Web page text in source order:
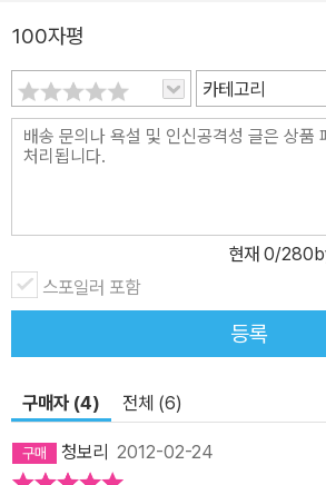
평양지방의 고인돌 기행, 조선중앙력사박물
양수예연구원 탐방기가 실려 있다. 남북의
문제에 대한 설명과, 북한의 원로학자 주영
남북이 함께 문화유산을 발전시킬 계기를 모
거리다. 3부 ‘묘향산’에는 서산대사가 ‘장엄하고도 수려한 산’이라고
는 동명왕릉, 진파리무덤, 덕흥리무덤, 강서
분벽화의 위상과 가치를 설명한다. 책 마지
야기’에서는 답사 마지막날에 갔던 용곡서원,
은·김주영과 북한답사를 함께한 감회와 북한
못다 한 이야기를 담았다. 유홍준의 북한답사
하는 대표적인 명소가 등장하지 않는다. 그
는 비행기 안에서 고향 자랑을 펼치던 여승무
부들이 고인돌 위에 올려놓은 옥수숫대, 안내
100자평
카테고리
현재 0/
스포일러 포함
등록
구매자 (4) 전체 (6)
청보리 2012-02-24